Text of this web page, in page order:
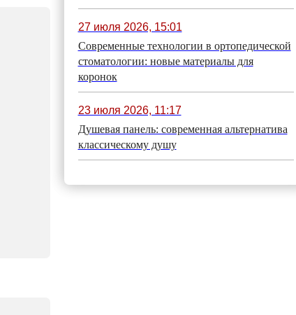
27 июля 2026, 15:01
Современные технологии в ортопедической
стоматологии: новые материалы для
коронок
23 июля 2026, 11:17
Душевая панель: современная альтернатива
классическому душу